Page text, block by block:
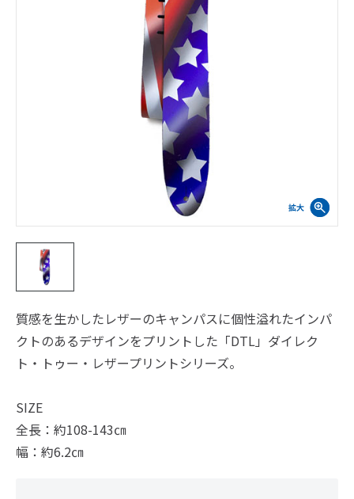
質感を生かしたレザーのキャンパスに個性溢れたインパ
クトのあるデザインをプリントした「DTL」ダイレク
ト・トゥー・レザープリントシリーズ。
SIZE
全長：約108-143㎝
幅：約6.2㎝